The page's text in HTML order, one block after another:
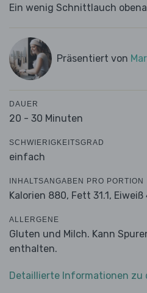
Ein wenig Schnittlauch
Präsentiert von
DAUER
20 - 30 Minuten
SCHWIERIGKEITSGRAD
einfach
INHALTSANGABEN PRO PORTION
Kalorien 880, Fett 31.1, Eiweiß
ALLERGENE
Gluten und Milch. Kann
enthalten.
Detaillierte Informationen zu